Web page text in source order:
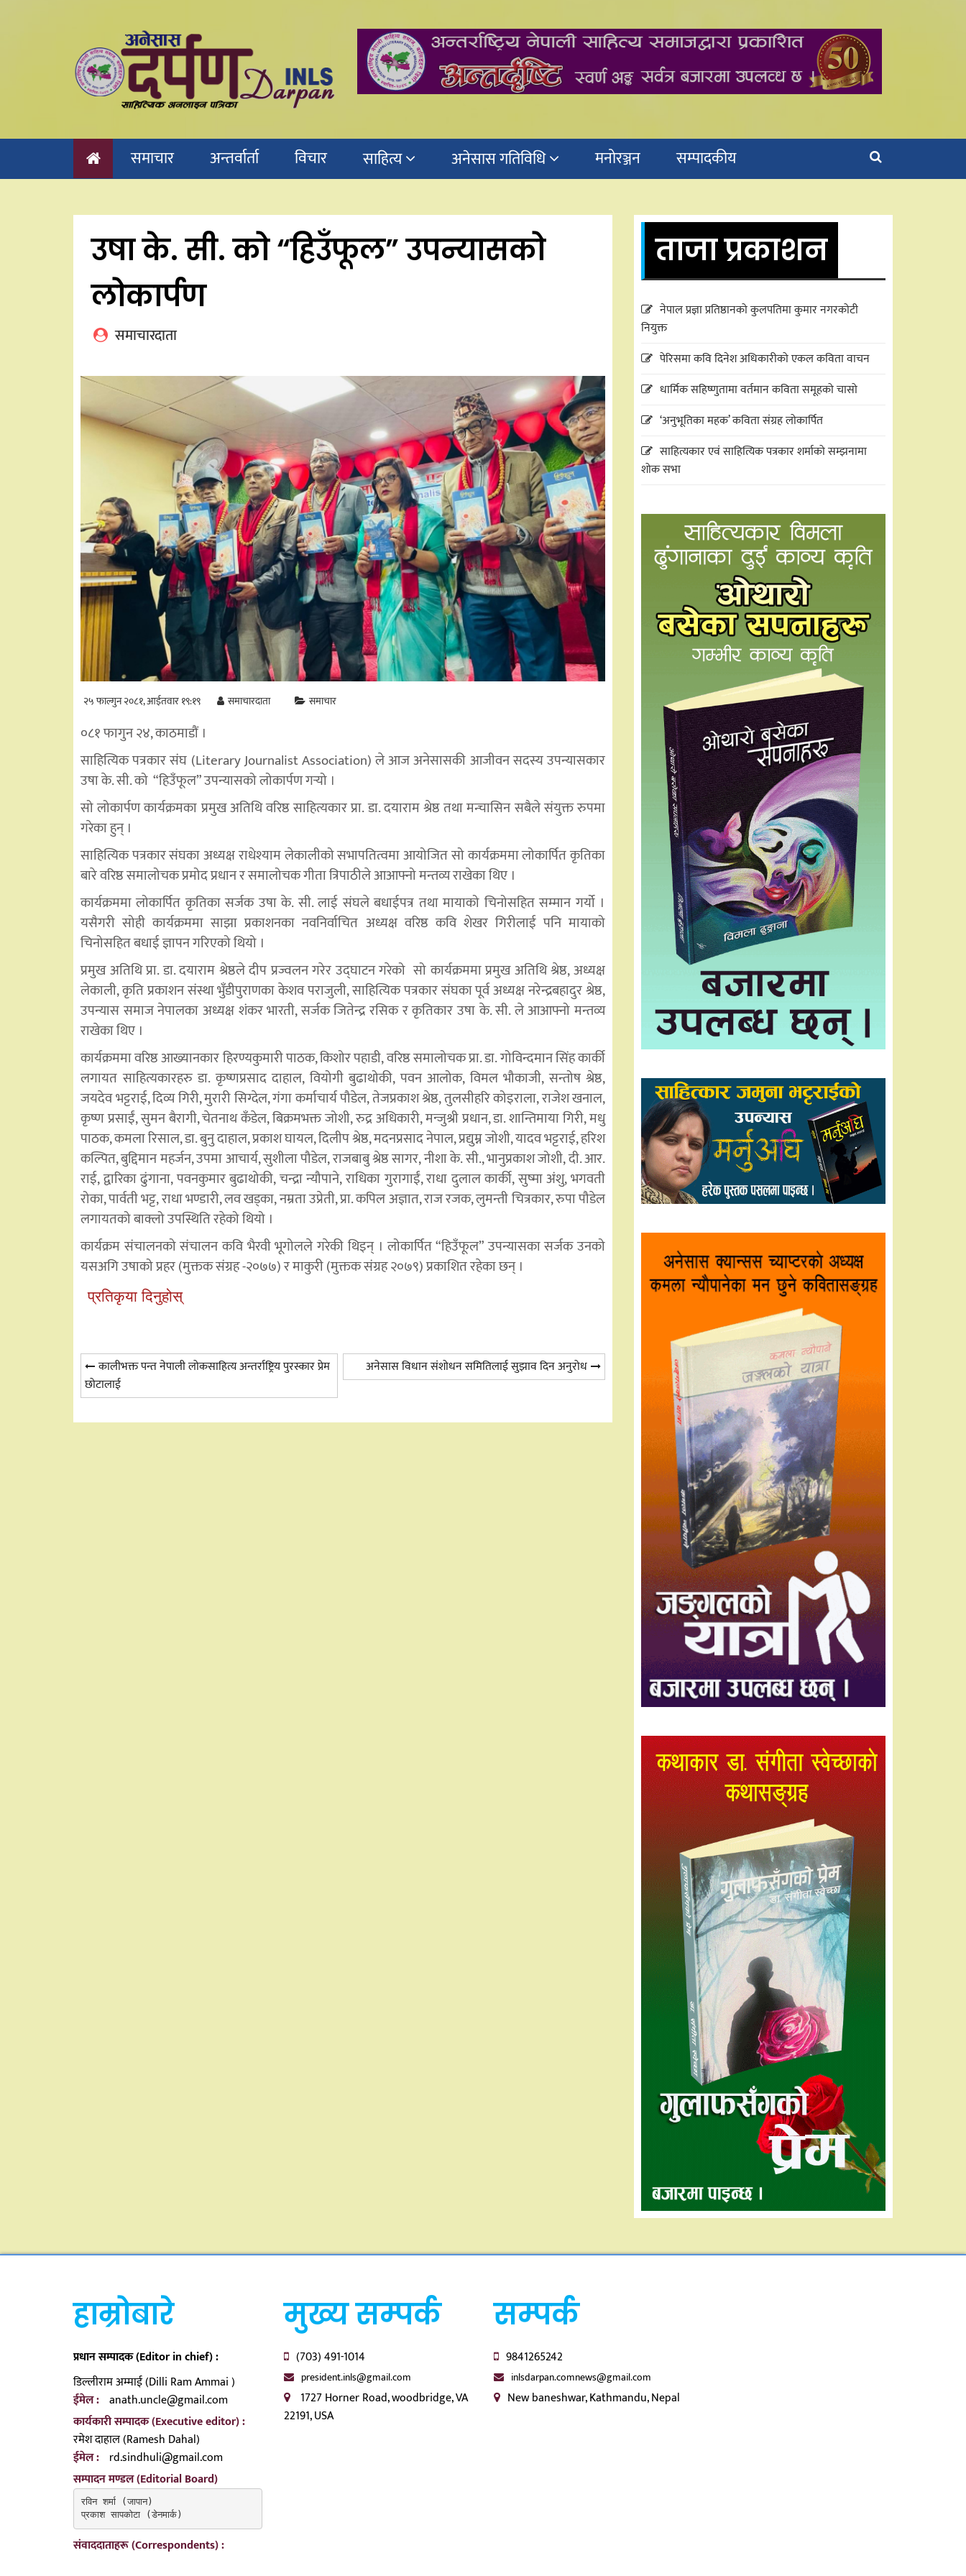
समाचार अन्तर्वार्ता विचार साहित्य अनेसास गतिविधि मनोरञ्जन सम्पादकीय
उषा के. सी. को “हिउँफूल” उपन्यासको
लोकार्पण
समाचारदाता
२५ फाल्गुन २०८१, आईतवार १९:१९ समाचारदाता समाचार
०८१ फागुन २४, काठमाडौं ।
साहित्यिक पत्रकार संघ (Literary Journalist Association) ले आज अनेसासकी आजीवन सदस्य उपन्यासकार
उषा के. सी. को “हिउँफूल” उपन्यासको लोकार्पण गर्‍यो ।
सो लोकार्पण कार्यक्रमका प्रमुख अतिथि वरिष्ठ साहित्यकार प्रा. डा. दयाराम श्रेष्ठ तथा मन्चासिन सबैले संयुक्त रुपमा
गरेका हुन् ।
साहित्यिक पत्रकार संघका अध्यक्ष राधेश्याम लेकालीको सभापतित्वमा आयोजित सो कार्यक्रममा लोकार्पित कृतिका
बारे वरिष्ठ समालोचक प्रमोद प्रधान र समालोचक गीता त्रिपाठीले आआफ्नो मन्तव्य राखेका थिए ।
कार्यक्रममा लोकार्पित कृतिका सर्जक उषा के. सी. लाई संघले बधाईपत्र तथा मायाको चिनोसहित सम्मान गर्यो ।
यसैगरी सोही कार्यक्रममा साझा प्रकाशनका नवनिर्वाचित अध्यक्ष वरिष्ठ कवि शेखर गिरीलाई पनि मायाको
चिनोसहित बधाई ज्ञापन गरिएको थियो ।
प्रमुख अतिथि प्रा. डा. दयाराम श्रेष्ठले दीप प्रज्वलन गरेर उद्घाटन गरेको सो कार्यक्रममा प्रमुख अतिथि श्रेष्ठ, अध्यक्ष
लेकाली, कृति प्रकाशन संस्था भुँडीपुराणका केशव पराजुली, साहित्यिक पत्रकार संघका पूर्व अध्यक्ष नरेन्द्रबहादुर श्रेष्ठ,
उपन्यास समाज नेपालका अध्यक्ष शंकर भारती, सर्जक जितेन्द्र रसिक र कृतिकार उषा के. सी. ले आआफ्नो मन्तव्य
राखेका थिए ।
कार्यक्रममा वरिष्ठ आख्यानकार हिरण्यकुमारी पाठक, किशोर पहाडी, वरिष्ठ समालोचक प्रा. डा. गोविन्दमान सिंह कार्की
लगायत साहित्यकारहरु डा. कृष्णप्रसाद दाहाल, वियोगी बुढाथोकी, पवन आलोक, विमल भौकाजी, सन्तोष श्रेष्ठ,
जयदेव भट्टराई, दिव्य गिरी, मुरारी सिग्देल, गंगा कर्माचार्य पौडेल, तेजप्रकाश श्रेष्ठ, तुलसीहरि कोइराला, राजेश खनाल,
कृष्ण प्रसाईं, सुमन बैरागी, चेतनाथ कँडेल, बिक्रमभक्त जोशी, रुद्र अधिकारी, मन्जुश्री प्रधान, डा. शान्तिमाया गिरी, मधु
पाठक, कमला रिसाल, डा. बुनु दाहाल, प्रकाश घायल, दिलीप श्रेष्ठ, मदनप्रसाद नेपाल, प्रद्युम्न जोशी, यादव भट्टराई, हरिश
कल्पित, बुद्दिमान महर्जन, उपमा आचार्य, सुशीला पौडेल, राजबाबु श्रेष्ठ सागर, नीशा के. सी., भानुप्रकाश जोशी, दी. आर.
राई, द्वारिका ढुंगाना, पवनकुमार बुढाथोकी, चन्द्रा न्यौपाने, राधिका गुरागाईं, राधा दुलाल कार्की, सुष्मा अंशु, भगवती
रोका, पार्वती भट्ट, राधा भण्डारी, लव खड्का, नम्रता उप्रेती, प्रा. कपिल अज्ञात, राज रजक, लुमन्ती चित्रकार, रुपा पौडेल
लगायतको बाक्लो उपस्थिति रहेको थियो ।
कार्यक्रम संचालनको संचालन कवि भैरवी भूगोलले गरेकी थिइन् । लोकार्पित “हिउँफूल” उपन्यासका सर्जक उनको
यसअगि उषाको प्रहर (मुक्तक संग्रह -२०७७) र माकुरी (मुक्तक संग्रह २०७९) प्रकाशित रहेका छन् ।
प्रतिकृया दिनुहोस्
Post
navigation
कालीभक्त पन्त नेपाली लोकसाहित्य अन्तर्राष्ट्रिय पुरस्कार प्रेम
छोटालाई
अनेसास विधान संशोधन समितिलाई सुझाव दिन अनुरोध
ताजा प्रकाशन
नेपाल प्रज्ञा प्रतिष्ठानको कुलपतिमा कुमार नगरकोटी
नियुक्त
पेरिसमा कवि दिनेश अधिकारीको एकल कविता वाचन
धार्मिक सहिष्णुतामा वर्तमान कविता समूहको चासो
‘अनुभूतिका महक’ कविता संग्रह लोकार्पित
साहित्यकार एवं साहित्यिक पत्रकार शर्माको सम्झनामा
शोक सभा
हाम्रोबारे
प्रधान सम्पादक (Editor in chief) :
डिल्लीराम अम्माई (Dilli Ram Ammai )
ईमेल : anath.uncle@gmail.com
कार्यकारी सम्पादक (Executive editor) :
रमेश दाहाल (Ramesh Dahal)
ईमेल : rd.sindhuli@gmail.com
सम्पादन मण्डल (Editorial Board)
रविन शर्मा (जापान)
प्रकाश सापकोटा (डेनमार्क)
संवाददाताहरू (Correspondents) :
मुख्य सम्पर्क
(703) 491-1014
president.inls@gmail.com
1727 Horner Road, woodbridge, VA
22191, USA
सम्पर्क
9841265242
inlsdarpan.comnews@gmail.com
New baneshwar, Kathmandu, Nepal